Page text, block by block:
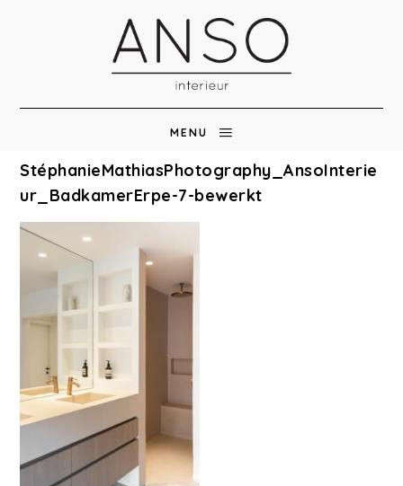
MENU
StéphanieMathiasPhotography_AnsoInterie
ur_BadkamerErpe-7-bewerkt